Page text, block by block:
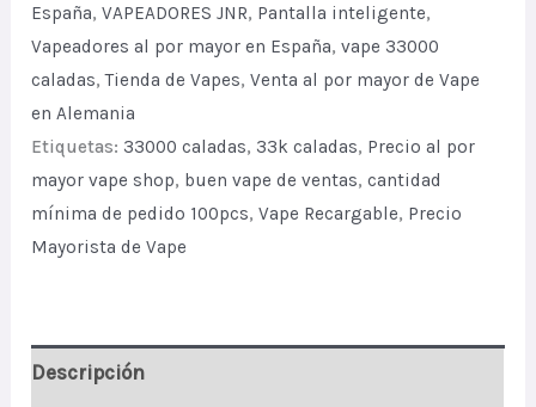
Puffs
Smart
Display
Disposable
Vape
quantity
España,VAPEADORES JNR, Pantalla inteligente,
Vapeadores al por mayor en España,vape 33000
caladas,Tienda de Vapes,Venta al por mayor de Vape
en Alemania
Etiquetas: 33000 caladas, 33k caladas, Precio al por
mayor vape shop, buen vape de ventas,cantidad
mínima de pedido 100pcs,Vape Recargable, Precio
Mayorista de Vape
Descripción